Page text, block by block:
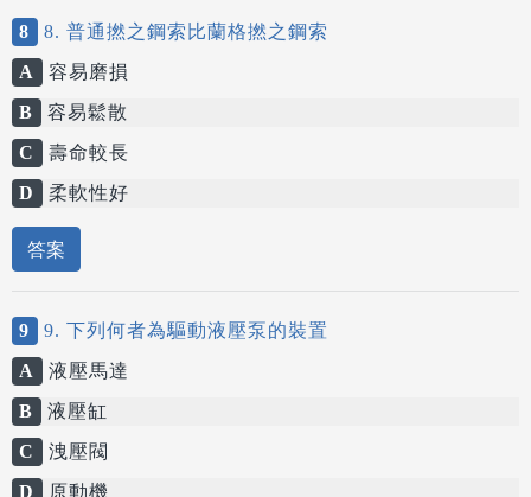
8
8. 普通撚之鋼索比蘭格撚之鋼索
A
容易磨損
B
容易鬆散
C
壽命較長
D
柔軟性好
答案
9
9. 下列何者為驅動液壓泵的裝置
A
液壓馬達
B
液壓缸
C
洩壓閥
D
原動機